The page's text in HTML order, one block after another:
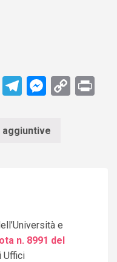
WhatsApp
Telegram
Copy
e
n. 8991 del
Uffici